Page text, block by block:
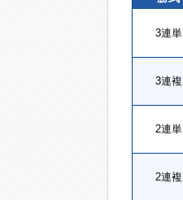
3連単
3連複
2連単
2連複